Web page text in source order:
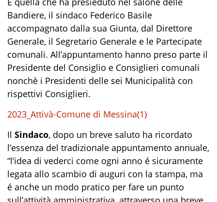
Bandiere, il sindaco Federico Basile
accompagnato dalla sua Giunta, dal Direttore
Generale, il Segretario Generale e le Partecipate
comunali. All’appuntamento hanno preso parte il
Presidente del Consiglio e Consiglieri comunali
nonchè i Presidenti delle sei Municipalità con
rispettivi Consiglieri.
2023_Attivà-Comune di Messina(1)
Il Sindaco, dopo un breve saluto ha ricordato
l’essenza del tradizionale appuntamento annuale,
“l’idea di vederci come ogni anno é sicuramente
legata allo scambio di auguri con la stampa, ma
é anche un modo pratico per fare un punto